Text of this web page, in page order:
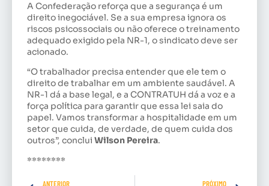
A Confederação reforça que a segurança é um
direito inegociável. Se a sua empresa ignora os
riscos psicossociais ou não oferece o treinamento
adequado exigido pela NR-1, o sindicato deve ser
acionado.
“O trabalhador precisa entender que ele tem o
direito de trabalhar em um ambiente saudável. A
NR-1 dá a base legal, e a CONTRATUH dá a voz e a
força política para garantir que essa lei saia do
papel. Vamos transformar a hospitalidade em um
setor que cuida, de verdade, de quem cuida dos
outros”, conclui Wilson Pereira.
********
ANTERIOR PRÓXIMO